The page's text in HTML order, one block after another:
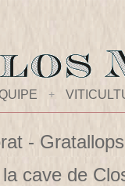
+
- Gratallops
cave de